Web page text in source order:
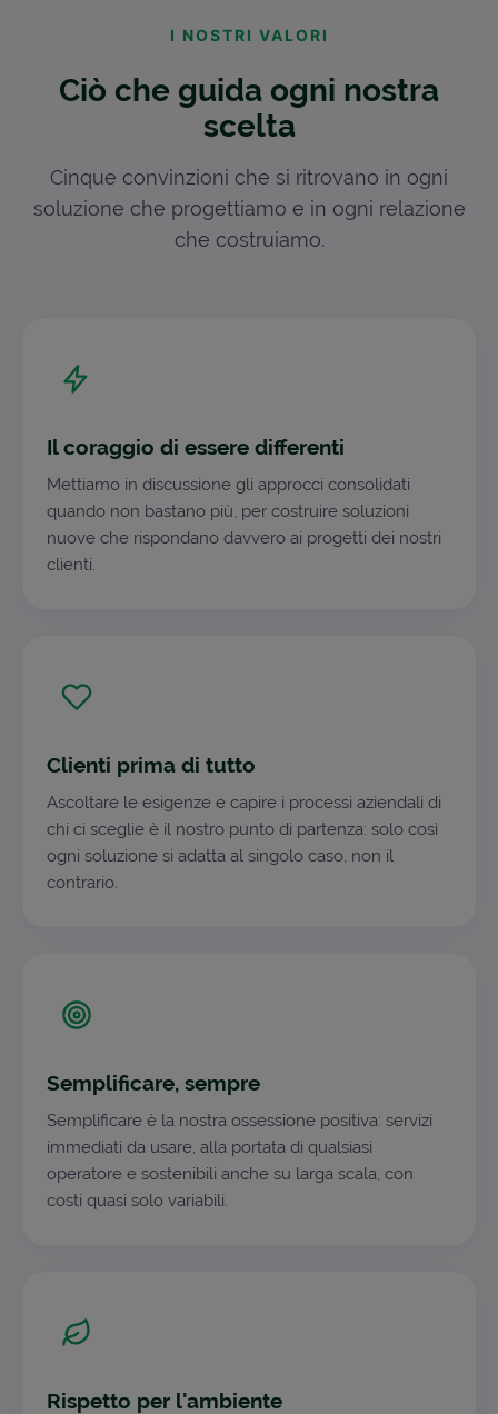
I NOSTRI VALORI
Ciò che guida ogni nostra
scelta
Cinque convinzioni che si ritrovano in ogni
soluzione che progettiamo e in ogni relazione
che costruiamo.
Il coraggio di essere differenti
Mettiamo in discussione gli approcci consolidati
quando non bastano più, per costruire soluzioni
nuove che rispondano davvero ai progetti dei nostri
clienti.
Clienti prima di tutto
Ascoltare le esigenze e capire i processi aziendali di
chi ci sceglie è il nostro punto di partenza: solo così
ogni soluzione si adatta al singolo caso, non il
contrario.
Semplificare, sempre
Semplificare è la nostra ossessione positiva: servizi
immediati da usare, alla portata di qualsiasi
operatore e sostenibili anche su larga scala, con
costi quasi solo variabili.
Rispetto per l'ambiente